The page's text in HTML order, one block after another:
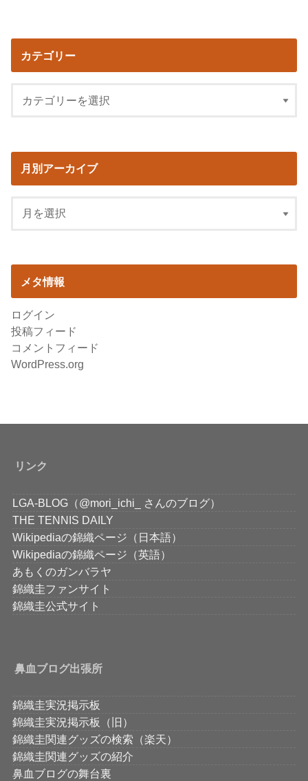
カテゴリー
月別アーカイブ
メタ情報
ログイン
投稿フィード
コメントフィード
WordPress.org
リンク
LGA-BLOG（@mori_ichi_ さんのブログ）
THE TENNIS DAILY
Wikipediaの錦織ページ（日本語）
Wikipediaの錦織ページ（英語）
あもくのガンバラヤ
錦織圭ファンサイト
錦織圭公式サイト
鼻血ブログ出張所
錦織圭実況掲示板
錦織圭実況掲示板（旧）
錦織圭関連グッズの検索（楽天）
錦織圭関連グッズの紹介
鼻血ブログの舞台裏